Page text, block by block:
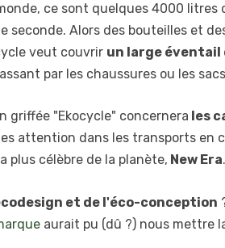
ce sont quelques 4000 litres
seconde. Alors des bouteilles et
veut couvrir un large
par les chaussures ou les
griffée "Ekocycle" concernera les
attention dans les transports en
plus célèbre de la planète, New Era.
et de l'éco-conception
aurait pu (dû ?) nous mettre